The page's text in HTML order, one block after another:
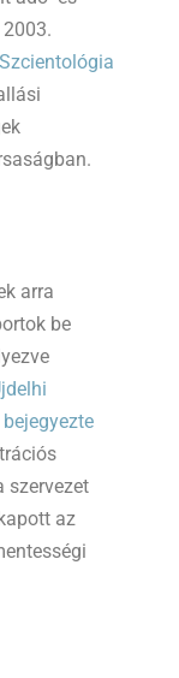
Szcientológia
arra
be
szervezet
az